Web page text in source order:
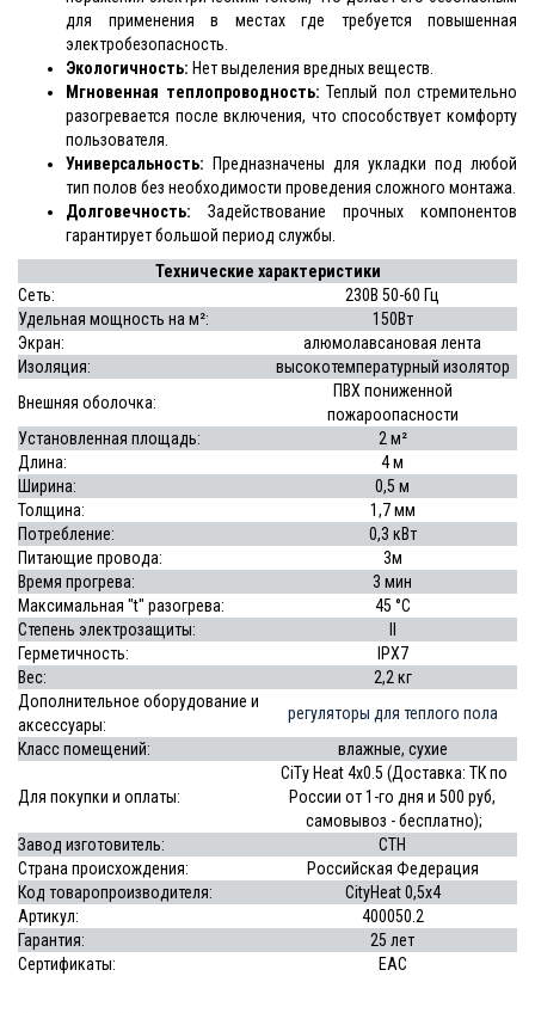
для применения в местах где требуется повышенная
электробезопасность.
Экологичность: Нет выделения вредных веществ.
Мгновенная теплопроводность: Теплый пол стремительно
разогревается после включения, что способствует комфорту
пользователя.
Универсальность: Предназначены для укладки под любой
тип полов без необходимости проведения сложного монтажа.
Долговечность: Задействование прочных компонентов
гарантирует большой период службы.
Технические характеристики
Сеть:
230В 50-60 Гц
Удельная мощность на м²:
150Вт
Экран:
алюмолавсановая лента
Изоляция:
высокотемпературный изолятор
Внешняя оболочка:
ПВХ пониженной
пожароопасности
Установленная площадь:
2 м²
Длина:
4 м
Ширина:
0,5 м
Толщина:
1,7 мм
Потребление:
0,3 кВт
Питающие провода:
3м
Время прогрева:
3 мин
Максимальная "t" разогрева:
45 °С
Степень электрозащиты:
Герметичность:
IPX7
Вес:
2,2 кг
Дополнительное оборудование и
аксессуары:
регуляторы для теплого пола
Класс помещений:
влажные, сухие
Для покупки и оплаты:
CiTy Heat 4х0.5 (Доставка: ТК по
России от 1-го дня и 500 руб,
самовывоз - бесплатно);
Завод изготовитель:
СТН
Страна происхождения:
Российская Федерация
Код товаропроизводителя:
CityHeat 0,5х4
Артикул:
400050.2
Гарантия:
25 лет
Сертификаты:
EAC